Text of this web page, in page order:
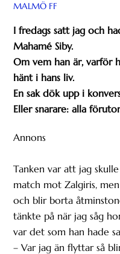
MALMÖ FF
I fredags satt jag och
Mahamé Siby.
Om vem han är, varför
hänt i hans liv.
En sak dök upp i
Eller snarare: alla
Annons
Tanken var att jag
match mot Zalgiris,
och blir borta
tänkte på när jag såg
var det som han hade
– Var jag än flyttar så